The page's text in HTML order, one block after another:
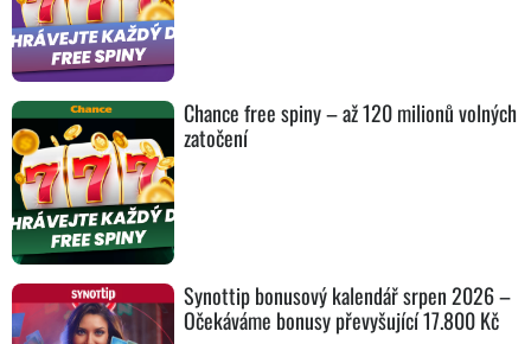
Chance free spiny – až 120 milionů volných
zatočení
Synottip bonusový kalendář srpen 2026 –
Očekáváme bonusy převyšující 17.800 Kč